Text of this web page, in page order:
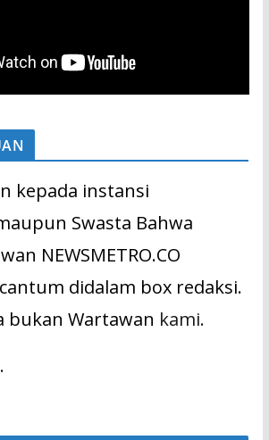
kepada instansi
Swasta Bahwa
NEWSMETRO.CO
didalam box redaksi.
bukan Wartawan kami.